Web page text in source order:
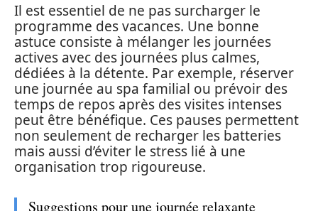
Il est essentiel de ne pas surcharger le
programme des vacances. Une bonne
astuce consiste à mélanger les journées
actives avec des journées plus calmes,
dédiées à la détente. Par exemple, réserver
une journée au spa familial ou prévoir des
temps de repos après des visites intenses
peut être bénéfique. Ces pauses permettent
non seulement de recharger les batteries
mais aussi d’éviter le stress lié à une
organisation trop rigoureuse.
Suggestions pour une journée relaxante